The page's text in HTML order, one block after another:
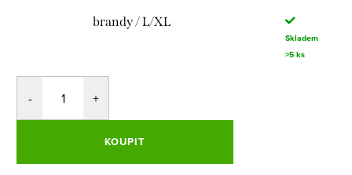
brandy / L/XL
Skladem
>5 ks
KOUPIT